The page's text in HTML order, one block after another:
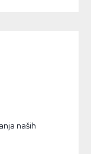
naših